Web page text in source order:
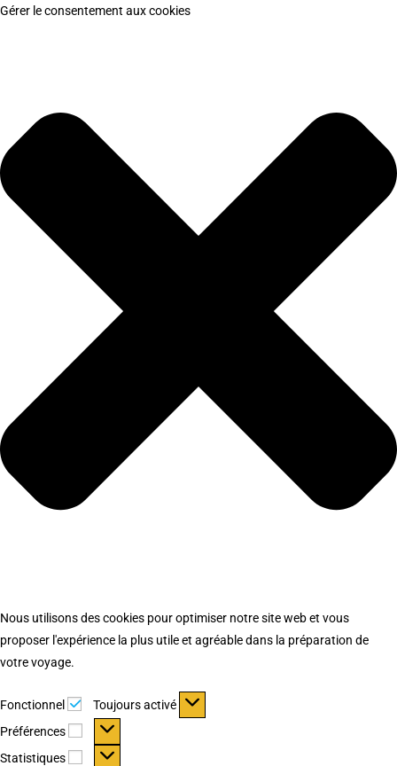
Gérer le consentement aux cookies
Nous utilisons des cookies pour optimiser notre site web et vous
proposer l'expérience la plus utile et agréable dans la préparation de
votre voyage.
Fonctionnel Fonctionnel
Toujours activé
Préférences
Préférences
Statistiques Statistiques